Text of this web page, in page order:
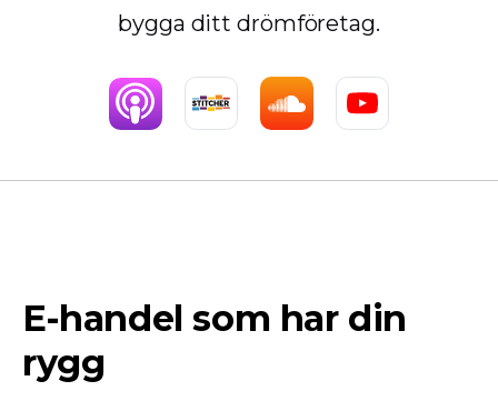
bygga ditt drömföretag.
E-handel som har din
rygg